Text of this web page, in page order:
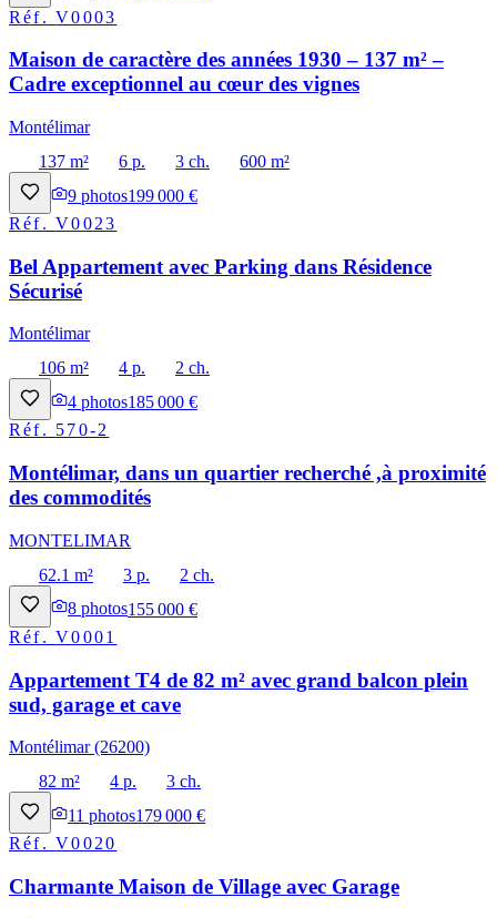
Réf.V0003
Maison de caractère des années 1930 – 137 m² –
Cadre exceptionnel au cœur des vignes
Montélimar
137 m²
6 p. 3 ch.
600 m²
9 photos199 000 €
Réf.V0023
Bel Appartement avec Parking dans Résidence
Sécurisé
Montélimar
106 m²
4 p.
2 ch.
4 photos185 000 €
Réf. 570-2
Montélimar, dans un quartier recherché ,à proximité
des commodités
MONTELIMAR
62.1 m²
3 p.
2 ch.
8 photos155 000 €
Réf.V0001
Appartement T4 de 82 m² avec grand balcon plein
sud, garage et cave
Montélimar (26200)
82 m²
4 p.
3 ch.
11 photos179 000 €
Réf.V0020
Charmante Maison de Village avec Garage